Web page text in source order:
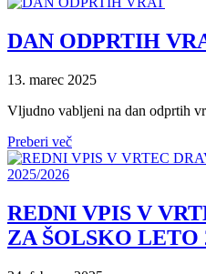
DAN ODPRTIH
13. marec 2025
Vljudno vabljeni na dan odprtih
Preberi več
REDNI VPIS V
ZA ŠOLSKO LETO